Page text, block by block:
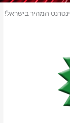
בישראל!